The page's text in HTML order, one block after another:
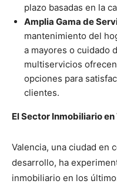
plazo basadas en la
Amplia Gama de
mantenimiento del
a mayores o cuidado
multiservicios
opciones para
clientes.
El Sector Inmobiliario
Valencia, una ciudad en
desarrollo, ha
inmobiliario en los